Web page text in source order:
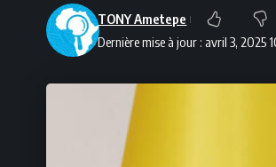
Dernière mise à jour : avril 3, 2025
TONY Ametepe